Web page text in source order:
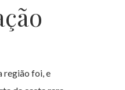
região foi, e